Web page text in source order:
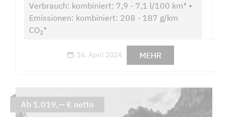
Verbrauch: kombiniert: 7,9 - 7,1 l/100 km* •
Emissionen: kombiniert: 208 - 187 g/km
CO2*
16. April 2024 MEHR
Ab 1.019,-- € netto